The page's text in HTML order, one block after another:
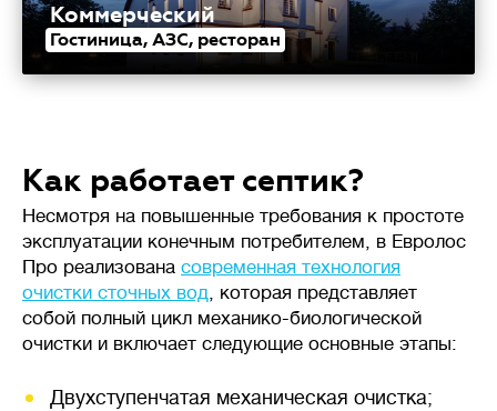
Коммерческий
Гостиница, АЗС, ресторан
Как работает септик?
Несмотря на повышенные требования к простоте
эксплуатации конечным потребителем, в Евролос
Про реализована современная технология
очистки сточных вод, которая представляет
собой полный цикл механико-биологической
очистки и включает следующие основные этапы:
Двухступенчатая механическая очистка;